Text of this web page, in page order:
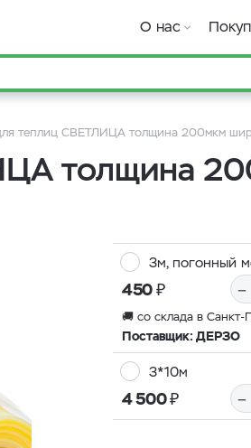
О нас
теплиц СВЕТЛИЦА толщина 200мкм
толщина
3м, погонный
450₽ –
🚚 со склада в Санкт-
Поставщик: ДЕРЗО
3*10м
4 500₽ –